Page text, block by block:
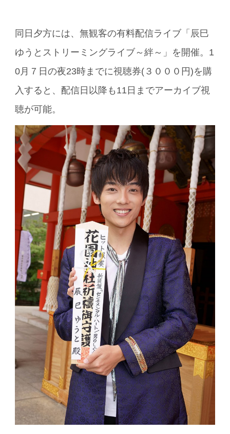
同日夕方には、無観客の有料配信ライブ「辰巳
ゆうとストリーミングライブ～絆～」を開催。1
0月７日の夜23時までに視聴券(３０００円)を購
入すると、配信日以降も11日までアーカイブ視
聴が可能。